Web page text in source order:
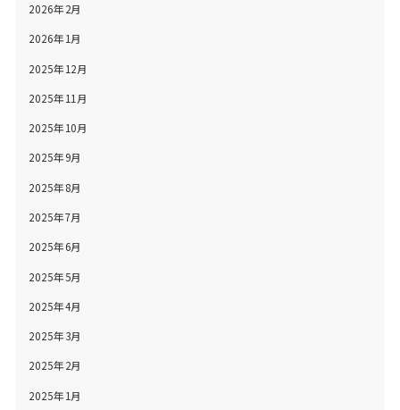
2026年2月
2026年1月
2025年12月
2025年11月
2025年10月
2025年9月
2025年8月
2025年7月
2025年6月
2025年5月
2025年4月
2025年3月
2025年2月
2025年1月